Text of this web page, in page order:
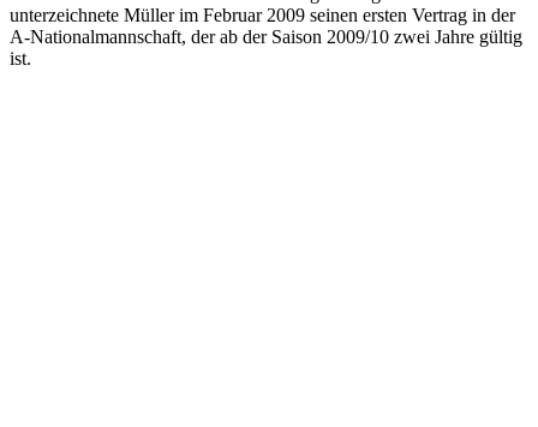
unterzeichnete Müller im Februar 2009 seinen ersten Vertrag in der
A-Nationalmannschaft, der ab der Saison 2009/10 zwei Jahre gültig
ist.